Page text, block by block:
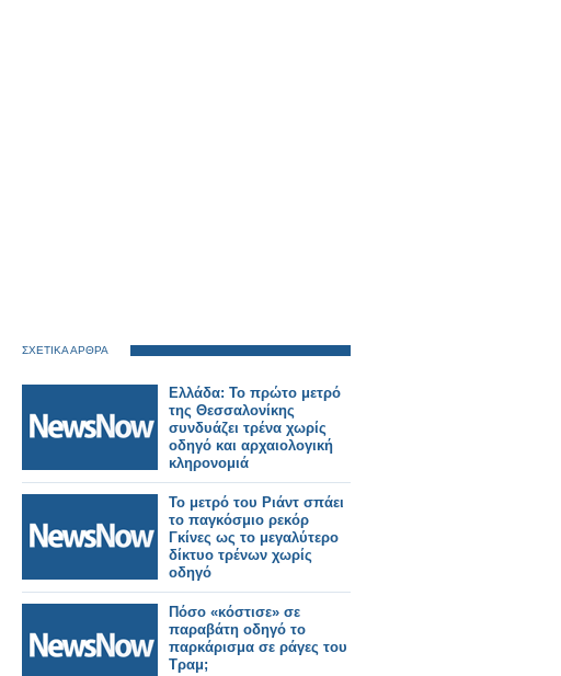
ΣΧΕΤΙΚΑ ΑΡΘΡΑ
Ελλάδα: Το πρώτο μετρό
της Θεσσαλονίκης
συνδυάζει τρένα χωρίς
οδηγό και αρχαιολογική
κληρονομιά
Το μετρό του Ριάντ σπάει
το παγκόσμιο ρεκόρ
Γκίνες ως το μεγαλύτερο
δίκτυο τρένων χωρίς
οδηγό
Πόσο «κόστισε» σε
παραβάτη οδηγό το
παρκάρισμα σε ράγες του
Τραμ;